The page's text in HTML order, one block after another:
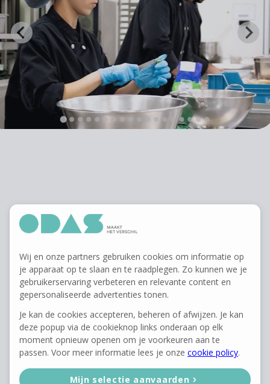
DIT IS ODAS
Integriteit
Eerlijk en oprecht omgaan met elkaar,
met respect voor elkaar en onze
Wij en onze partners gebruiken cookies om informatie op
je apparaat op te slaan en te raadplegen. Zo kunnen we je
gebruikerservaring verbeteren en relevante content en
gepersonaliseerde advertenties tonen.
Je kan de cookies accepteren, beheren of afwijzen. Je kan
deze popup via de cookieknop links onderaan op elk
moment opnieuw openen om je voorkeuren aan te
passen. Voor meer informatie lees je onze cookie policy.
Mijn selectie aanvaarden